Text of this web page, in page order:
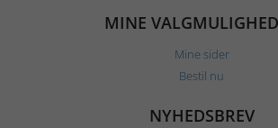
MINE
Mine sider
Bestil nu
NYHEDSBREV